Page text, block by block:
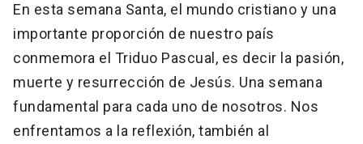
En esta semana Santa, el mundo cristiano y una
importante proporción de nuestro país
conmemora el Triduo Pascual, es decir la pasión,
muerte y resurrección de Jesús. Una semana
fundamental para cada uno de nosotros. Nos
enfrentamos a la reflexión, también al